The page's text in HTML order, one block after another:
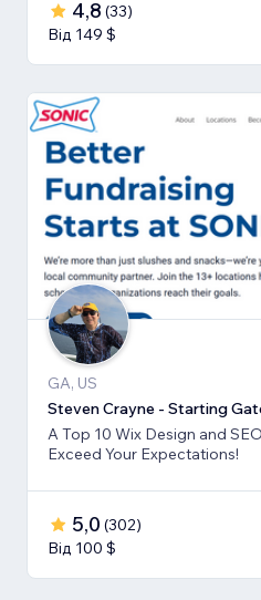
4,8 (33)
Від 149 $
GA, US
Steven Crayne - Starting
A Top 10 Wix Design and
Exceed Your Expectations!
5,0 (302)
Від 100 $